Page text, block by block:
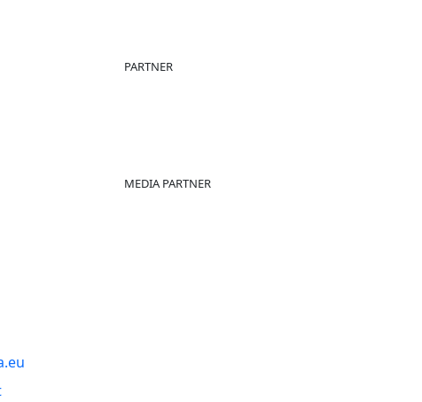
PARTNER
MEDIA PARTNER